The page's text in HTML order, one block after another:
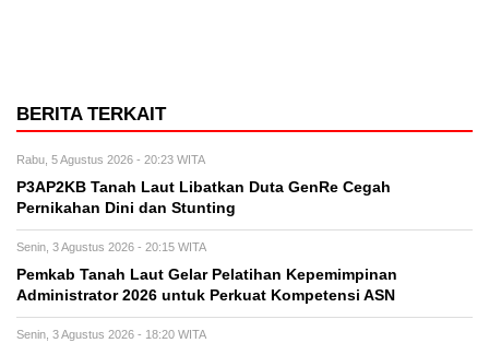
BERITA TERKAIT
Rabu, 5 Agustus 2026 - 20:23 WITA
P3AP2KB Tanah Laut Libatkan Duta GenRe Cegah
Pernikahan Dini dan Stunting
Senin, 3 Agustus 2026 - 20:15 WITA
Pemkab Tanah Laut Gelar Pelatihan Kepemimpinan
Administrator 2026 untuk Perkuat Kompetensi ASN
Senin, 3 Agustus 2026 - 18:20 WITA